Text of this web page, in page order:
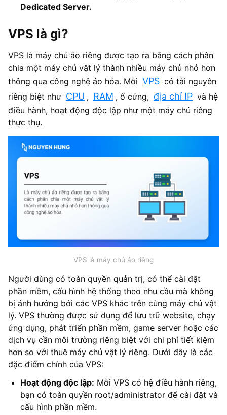
Dedicated Server.
VPS là gì?
VPS là máy chủ ảo riêng được tạo ra bằng cách phân
chia một máy chủ vật lý thành nhiều máy chủ nhỏ hơn
thông qua công nghệ ảo hóa. Mỗi VPS có tài nguyên
riêng biệt như CPU , RAM , ổ cứng, địa chỉ IP và hệ
điều hành, hoạt động độc lập như một máy chủ riêng
thực thụ.
VPS là máy chủ ảo riêng
Người dùng có toàn quyền quản trị, có thể cài đặt
phần mềm, cấu hình hệ thống theo nhu cầu mà không
bị ảnh hưởng bởi các VPS khác trên cùng máy chủ vật
lý. VPS thường được sử dụng để lưu trữ website, chạy
ứng dụng, phát triển phần mềm, game server hoặc các
dịch vụ cần môi trường riêng biệt với chi phí tiết kiệm
hơn so với thuê máy chủ vật lý riêng. Dưới đây là các
đặc điểm chính của VPS:
Hoạt động độc lập: Mỗi VPS có hệ điều hành riêng,
bạn có toàn quyền root/administrator để cài đặt và
cấu hình phần mềm.